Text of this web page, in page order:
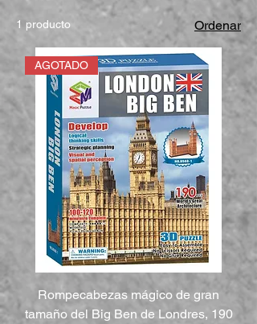
1 producto Ordenar
AGOTADO
Rompecabezas mágico de gran
tamaño del Big Ben de Londres, 190